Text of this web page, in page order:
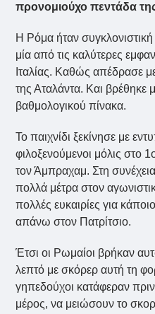
προνομιούχο πεντάδα
Η Ρόμα ήταν
μία από τις καλύτερες
Ιταλίας. Καθώς απέδρασε
της Αταλάντα. Και βρέθηκε
βαθμολογικού πίνακα.
Το παιχνίδι ξεκίνησε με
φιλοξενούμενοι μόλις στο
τον Άμπραχαμ. Στη
πολλά μέτρα στον
πολλές ευκαιρίες για
απάνω στον Πατρίτσιο.
Έτσι οι Ρωμαίοι βρήκαν
λεπτό με σκόρερ αυτή τη
γηπεδούχοι κατάφεραν
μέρος, να μειώσουν το